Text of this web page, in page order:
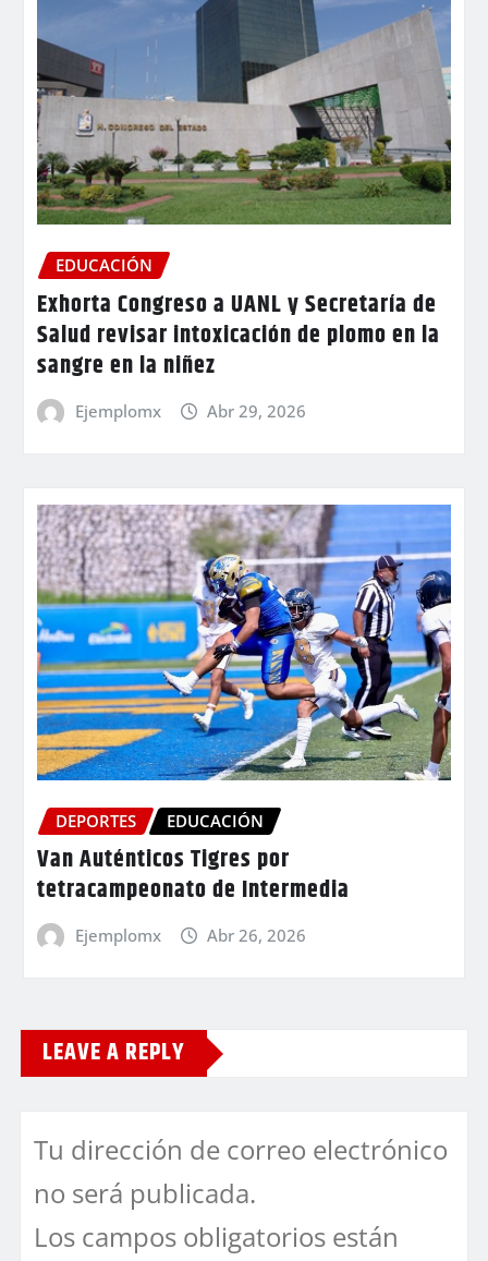
EDUCACIÓN
Exhorta Congreso a UANL y Secretaría de
Salud revisar intoxicación de plomo en la
sangre en la niñez
Ejemplomx Abr 29, 2026
DEPORTES EDUCACIÓN
Van Auténticos Tigres por
tetracampeonato de Intermedia
Ejemplomx Abr 26, 2026
LEAVE A REPLY
Tu dirección de correo electrónico
no será publicada.
Los campos obligatorios están